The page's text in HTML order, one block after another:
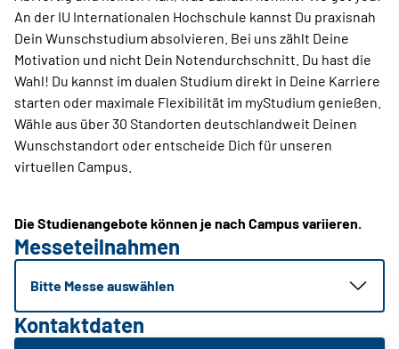
An der IU Internationalen Hochschule kannst Du praxisnah
Dein Wunschstudium absolvieren. Bei uns zählt Deine
Motivation und nicht Dein Notendurchschnitt. Du hast die
Wahl! Du kannst im dualen Studium direkt in Deine Karriere
starten oder maximale Flexibilität im myStudium genießen.
Wähle aus über 30 Standorten deutschlandweit Deinen
Wunschstandort oder entscheide Dich für unseren
virtuellen Campus.
Die Studienangebote können je nach Campus variieren.
Messeteilnahmen
Bitte Messe auswählen
Kontaktdaten